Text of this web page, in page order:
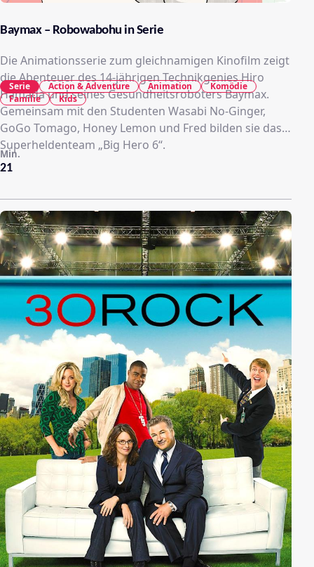
Baymax – Robowabohu in Serie
Die Animationsserie zum gleichnamigen Kinofilm zeigt
die Abenteuer des 14-jährigen Technikgenies Hiro
Hamada und seines Gesundheitsroboters Baymax.
Gemeinsam mit den Studenten Wasabi No-Ginger,
GoGo Tomago, Honey Lemon und Fred bilden sie das
Superheldenteam „Big Hero 6“.
21
Min.
Serie Action & Adventure Animation
Komödie
Familie
Kids